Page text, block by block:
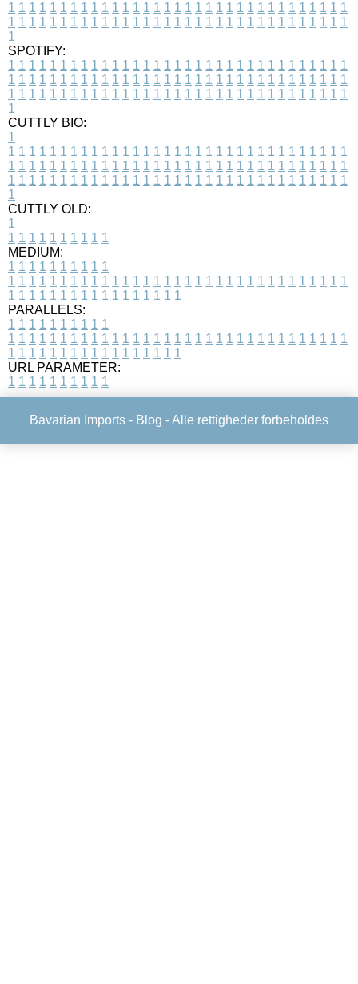
1 1 1 1 1 1 1 1 1 1 1 1 1 1 1 1 1 1 1 1 1 1 1 1 1 1 1 1 1 1 1 1 1
1 1 1 1 1 1 1 1 1 1 1 1 1 1 1 1 1 1 1 1 1 1 1 1 1 1 1 1 1 1 1 1 1
1
SPOTIFY:
1 1 1 1 1 1 1 1 1 1 1 1 1 1 1 1 1 1 1 1 1 1 1 1 1 1 1 1 1 1 1 1 1
1 1 1 1 1 1 1 1 1 1 1 1 1 1 1 1 1 1 1 1 1 1 1 1 1 1 1 1 1 1 1 1 1
1 1 1 1 1 1 1 1 1 1 1 1 1 1 1 1 1 1 1 1 1 1 1 1 1 1 1 1 1 1 1 1 1
1
CUTTLY BIO:
1
1 1 1 1 1 1 1 1 1 1 1 1 1 1 1 1 1 1 1 1 1 1 1 1 1 1 1 1 1 1 1 1 1
1 1 1 1 1 1 1 1 1 1 1 1 1 1 1 1 1 1 1 1 1 1 1 1 1 1 1 1 1 1 1 1 1
1 1 1 1 1 1 1 1 1 1 1 1 1 1 1 1 1 1 1 1 1 1 1 1 1 1 1 1 1 1 1 1 1
1
CUTTLY OLD:
1
1 1 1 1 1 1 1 1 1 1
MEDIUM:
1 1 1 1 1 1 1 1 1 1
1 1 1 1 1 1 1 1 1 1 1 1 1 1 1 1 1 1 1 1 1 1 1 1 1 1 1 1 1 1 1 1 1
1 1 1 1 1 1 1 1 1 1 1 1 1 1 1 1 1
PARALLELS:
1 1 1 1 1 1 1 1 1 1
1 1 1 1 1 1 1 1 1 1 1 1 1 1 1 1 1 1 1 1 1 1 1 1 1 1 1 1 1 1 1 1 1
1 1 1 1 1 1 1 1 1 1 1 1 1 1 1 1 1
URL PARAMETER:
1 1 1 1 1 1 1 1 1 1
Bavarian Imports - Blog - Alle rettigheder forbeholdes